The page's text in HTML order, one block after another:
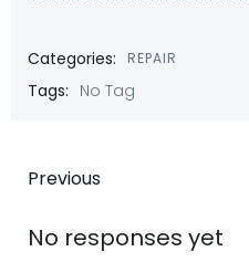
Categories: REPAIR
Tags: No Tag
Post
navigation
Previous
No responses yet